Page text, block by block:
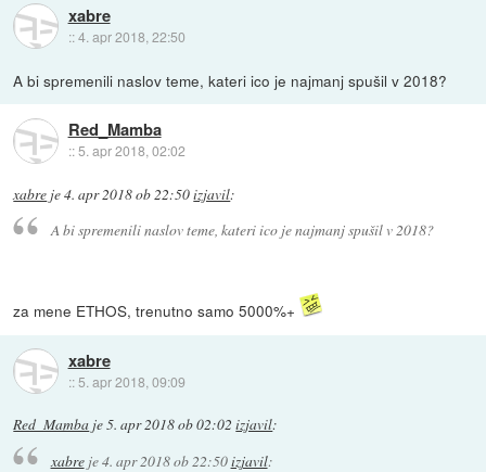
xabre
::4. apr 2018, 22:50
A bi spremenili naslov teme, kateri ico je najmanj spušil v 2018?
Red_Mamba
::5. apr 2018, 02:02
xabre je4. apr 2018 ob 22:50izjavil:
A bi spremenili naslov teme, kateri ico je najmanj spušil v 2018?
za mene ETHOS, trenutno samo 5000%+
xabre
:: 5. apr 2018, 09:09
Red_Mamba je5. apr 2018 ob 02:02 izjavil:
xabreje4. apr 2018 ob 22:50izjavil: